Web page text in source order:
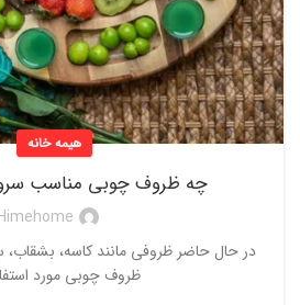
هیمه خانه
چه ظروف چوبی مناسب
در حال حاضر ظروفی مانند کاسه، بشقاب،
ظروف چوبی مورد